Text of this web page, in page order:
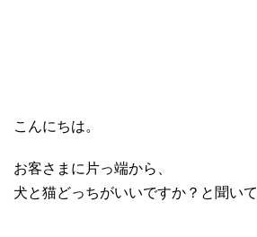
こんにちは。
お客さまに片っ端から、
犬と猫どっちがいいですか？と聞いて